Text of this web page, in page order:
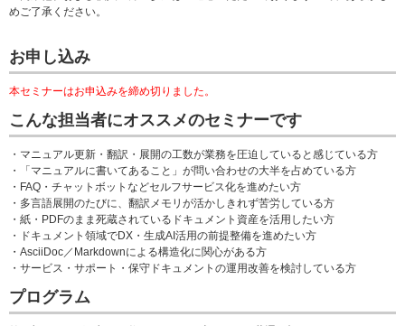
めご了承ください。
お申し込み
本セミナーはお申込みを締め切りました。
こんな担当者にオススメのセミナーです
・マニュアル更新・翻訳・展開の工数が業務を圧迫していると感じている方
・「マニュアルに書いてあること」が問い合わせの大半を占めている方
・FAQ・チャットボットなどセルフサービス化を進めたい方
・多言語展開のたびに、翻訳メモリが活かしきれず苦労している方
・紙・PDFのまま死蔵されているドキュメント資産を活用したい方
・ドキュメント領域でDX・生成AI活用の前提整備を進めたい方
・AsciiDoc／Markdownによる構造化に関心がある方
・サービス・サポート・保守ドキュメントの運用改善を検討している方
プログラム